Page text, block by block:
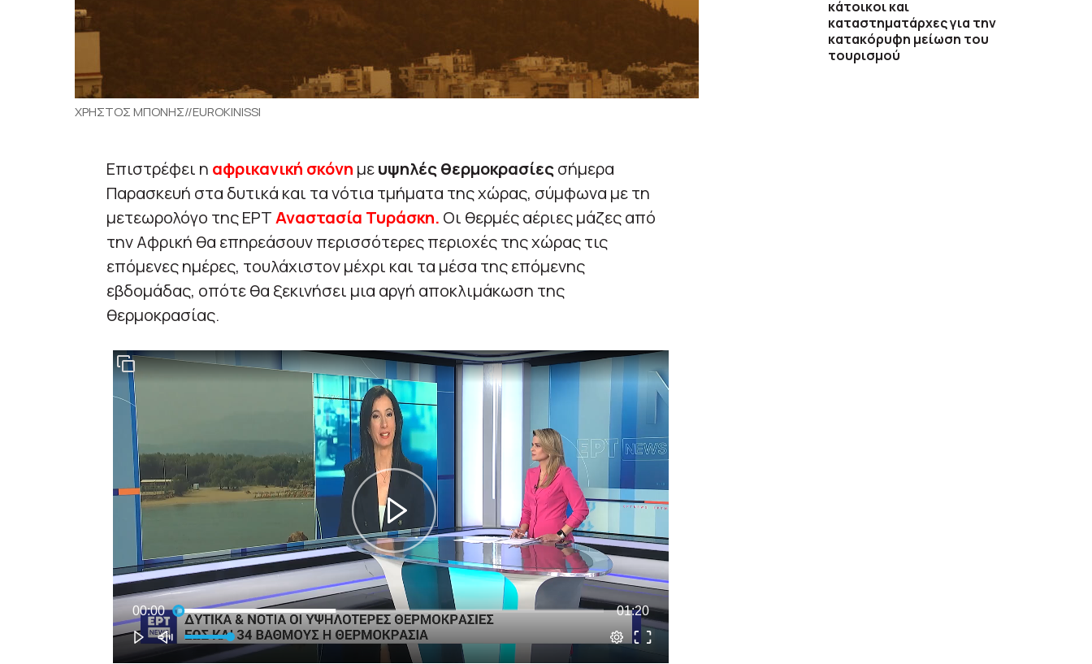
ΧΡΗΣΤΟΣ ΜΠΟΝΗΣ//EUROKINISSI
Επιστρέφει η αφρικανική σκόνη μευψηλές θερμοκρασίεςσήμερα
Παρασκευή στα δυτικά και τα νότια τμήματα της χώρας, σύμφωνα με τη
μετεωρολόγο της ΕΡΤΑναστασία Τυράσκη. Οι θερμές αέριες μάζες από
την Αφρική θα επηρεάσουν περισσότερες περιοχές της χώρας τις
επόμενες ημέρες, τουλάχιστον μέχρι και τα μέσα της επόμενης
εβδομάδας, οπότε θα ξεκινήσει μια αργή αποκλιμάκωση της
θερμοκρασίας.
κάτοικοι και
καταστηματάρχες για την
κατακόρυφη μείωση του
τουρισμού